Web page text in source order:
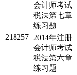
会计师考试
税法第七章
练习题
218257
2014年注册
会计师考试
税法第六章
练习题